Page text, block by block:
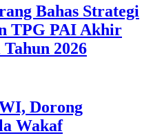
Bahas Strategi
TPG PAI Akhir
2026
Dorong
Wakaf